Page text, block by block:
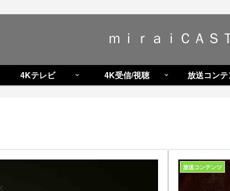
ｍｉｒａｉＣＡＳ
4Kテレビ 4K受信/視聴 放送コンテ
放送コンテンツ